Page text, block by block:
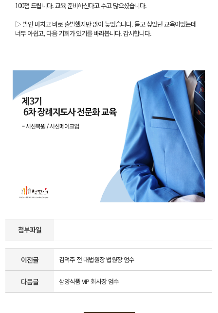
100점 드립니다. 교육 준비하신다고 수고 많으셨습니다.
▷ 발인 마치고 바로 출발했지만 많이 늦었습니다. 듣고 싶었던 교육이었는데
너무 아쉽고, 다음 기회가 있기를 바라봅니다. 감사합니다.
첨부파일
이전글 김덕주 전 대법원장 법원장 엄수
다음글 삼양식품 VIP 회사장 엄수